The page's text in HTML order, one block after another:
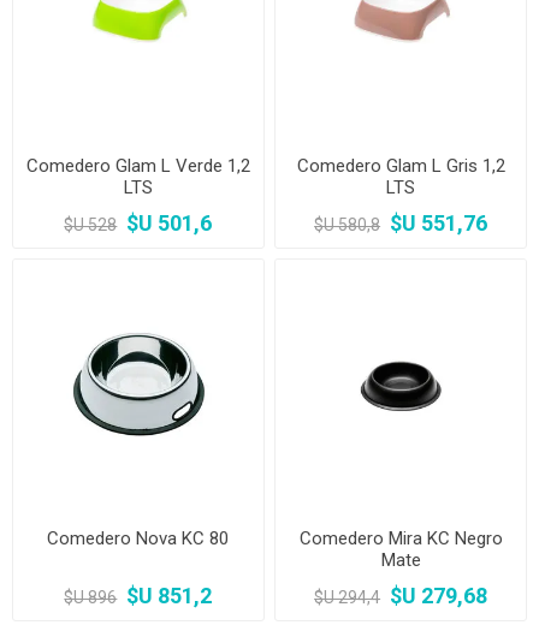
Comedero Glam L Verde 1,2
LTS
$U 528 $U 501,6
Comedero Glam L Gris 1,2
LTS
$U 580,8 $U 551,76
Comedero Nova KC 80
$U 896 $U 851,2
Comedero Mira KC Negro
Mate
$U 294,4 $U 279,68